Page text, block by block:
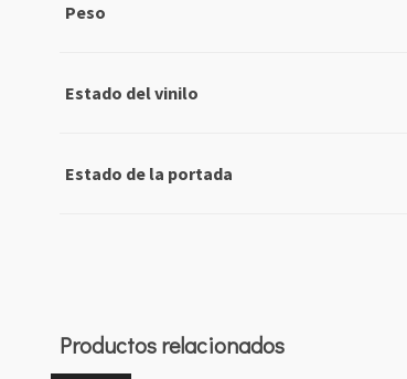
Peso
Estado del vinilo
Estado de la portada
Productos relacionados